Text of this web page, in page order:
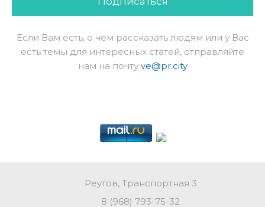
Если Вам есть, о чем рассказать людям или у Вас
есть темы для интересных статей, отправляйте
нам на почту ve@pr.city
Реутов, Транспортная 3
8 (968) 793-75-32